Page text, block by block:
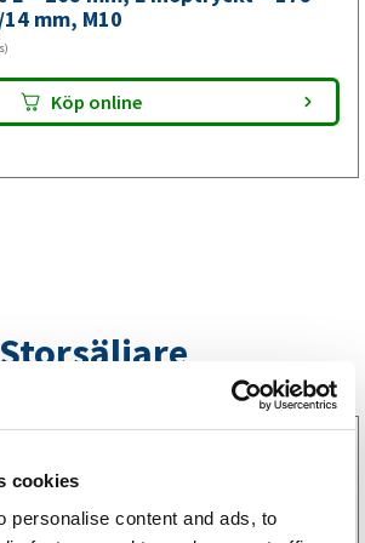
cookies
personalise content and ads, to
mm, M10
Köp online
Storsäljare